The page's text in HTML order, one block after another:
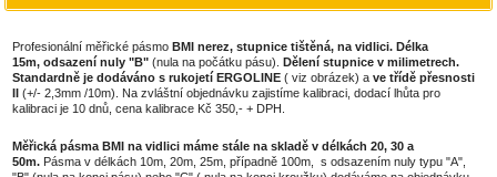
Profesionální měřické pásmo BMI nerez, stupnice tištěná, na vidlici. Délka
15m, odsazení nuly "B"(nula na počátku pásu).
Dělení stupnice v milimetrech.
Standardně je dodáváno s rukojetí ERGOLINE( viz obrázek) a ve třídě přesnosti
(+/- 2,3mm /10m). Na zvláštní objednávku zajistíme kalibraci, dodací lhůta pro
kalibraci je 10 dnů, cena kalibrace Kč 350,- + DPH.
Měřická pásma BMI na vidlici máme stále na skladě v délkách 20, 30 a
50m.Pásma v délkách 10m, 20m, 25m, případně 100m, s odsazením nuly typu "A",